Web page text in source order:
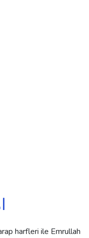
harfleri ile Emrullah